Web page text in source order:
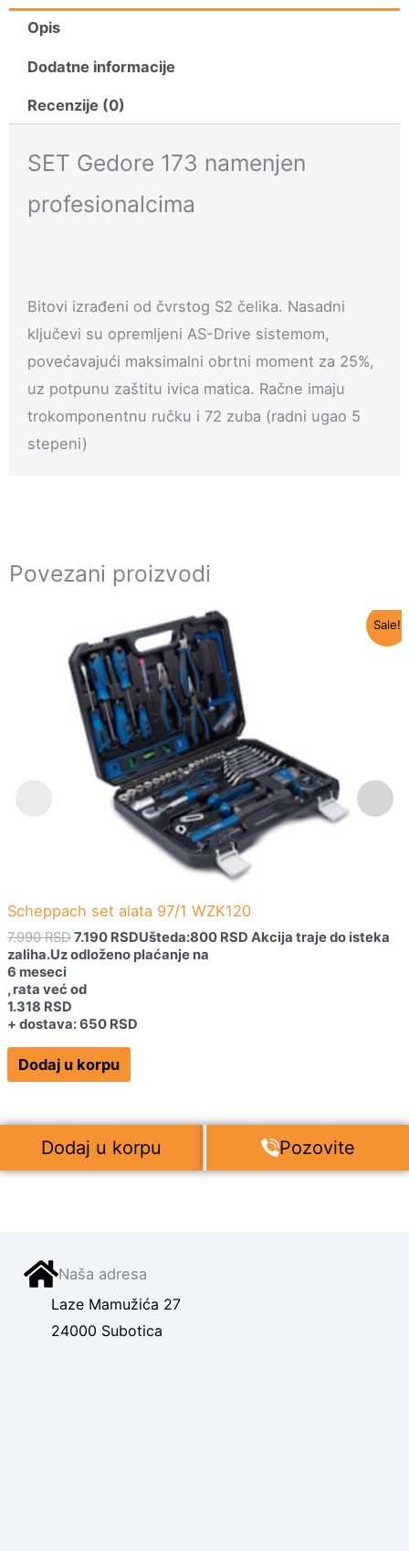
173
PROFI
Opis
Dodatne informacije
Recenzije (0)
SET Gedore 173 namenjen
profesionalcima
Bitovi izrađeni od čvrstog S2 čelika. Nasadni
ključevi su opremljeni AS-Drive sistemom,
povećavajući maksimalni obrtni moment za 25%,
uz potpunu zaštitu ivica matica. Račne imaju
trokomponentnu ručku i 72 zuba (radni ugao 5
stepeni)
Povezani proizvodi
Sale!
Scheppach set alata 97/1 WZK120
7.990RSD
cena
je
bila:
7.990 RSD.
7.190 RSD
Trenutna
cena
je:
7.190 RSD.
Ušteda:800 RSD Akcija traje do isteka
zaliha.Uz odloženo plaćanje na
6 meseci
, rata već od
1.318 RSD
+ dostava: 650 RSD
Dodaj u korpu
Dodaj u korpu Pozovite
Naša adresa
Laze Mamužića 27
24000 Subotica